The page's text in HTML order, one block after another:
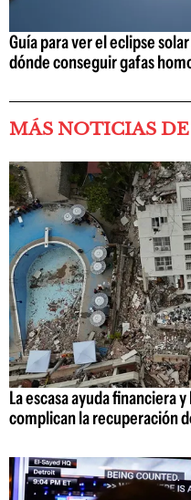
Guía para ver el eclipse
dónde conseguir gafas
MÁS NOTICIAS
La escasa ayuda financiera
complican la recuperación